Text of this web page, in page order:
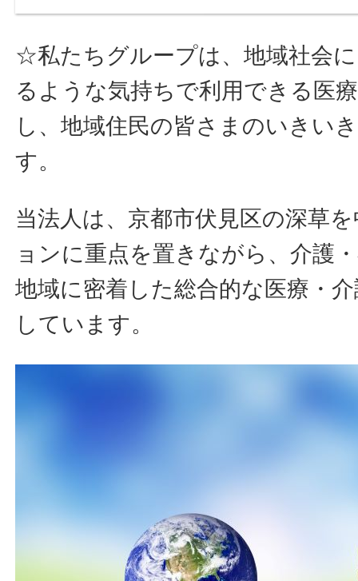
☆私たちグループは、地域社会
るような気持ちで利用できる医
し、地域住民の皆さまのいきい
す。
当法人は、京都市伏見区の深草
ョンに重点を置きながら、介護
地域に密着した総合的な医療・
しています。